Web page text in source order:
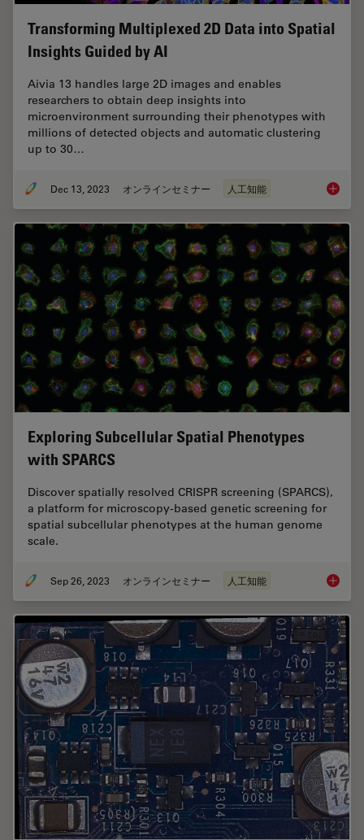
Transforming Multiplexed 2D Data into Spatial
Insights Guided by AI
Aivia 13 handles large 2D images and enables
researchers to obtain deep insights into
microenvironment surrounding their phenotypes with
millions of detected objects and automatic clustering
up to 30…
Dec 13, 2023 オンラインセミナー 人工知能
Exploring Subcellular Spatial Phenotypes
with SPARCS
Discover spatially resolved CRISPR screening (SPARCS),
a platform for microscopy-based genetic screening for
spatial subcellular phenotypes at the human genome
scale.
Sep 26, 2023 オンラインセミナー 人工知能